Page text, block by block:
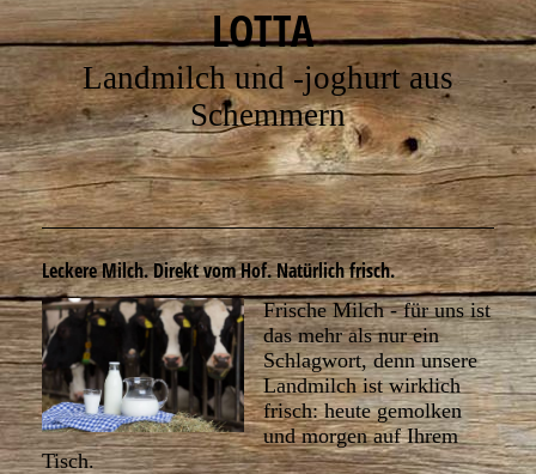
LOTTA
Landmilch und -joghurt aus
Schemmern
Leckere Milch. Direkt vom Hof. Natürlich frisch.
Frische Milch - für uns ist
das mehr als nur ein
Schlagwort, denn unsere
Landmilch ist wirklich
frisch: heute gemolken
und morgen auf Ihrem
Tisch.